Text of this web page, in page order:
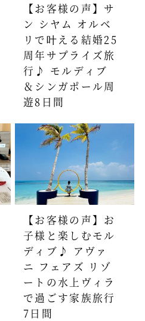
【お客様の声】サ
ン シヤム オルベ
リで叶える結婚25
周年サプライズ旅
行♪ モルディブ
＆シンガポール周
遊8日間
【お客様の声】お
子様と楽しむモル
ディブ♪ アヴァ
ニ フェアズ リゾ
ートの水上ヴィラ
で過ごす家族旅行
7日間